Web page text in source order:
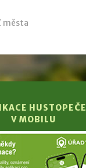
města
HUSTOPEČE
V MOBILU